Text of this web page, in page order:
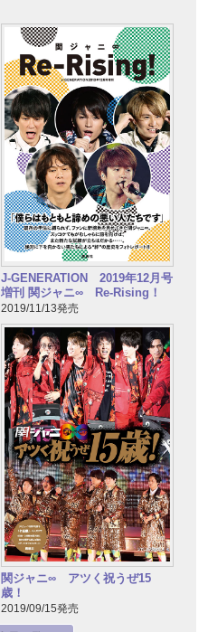
J-GENERATION 2019年12月号
増刊 関ジャニ∞ Re-Rising！
2019/11/13発売
関ジャニ∞ アツく祝うぜ15
歳！
2019/09/15発売